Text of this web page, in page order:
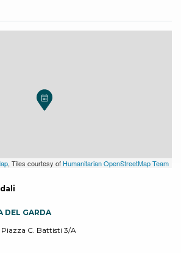
, Tiles courtesy of Humanitarian OpenStreetMap Team
DEL GARDA
C. Battisti 3/A